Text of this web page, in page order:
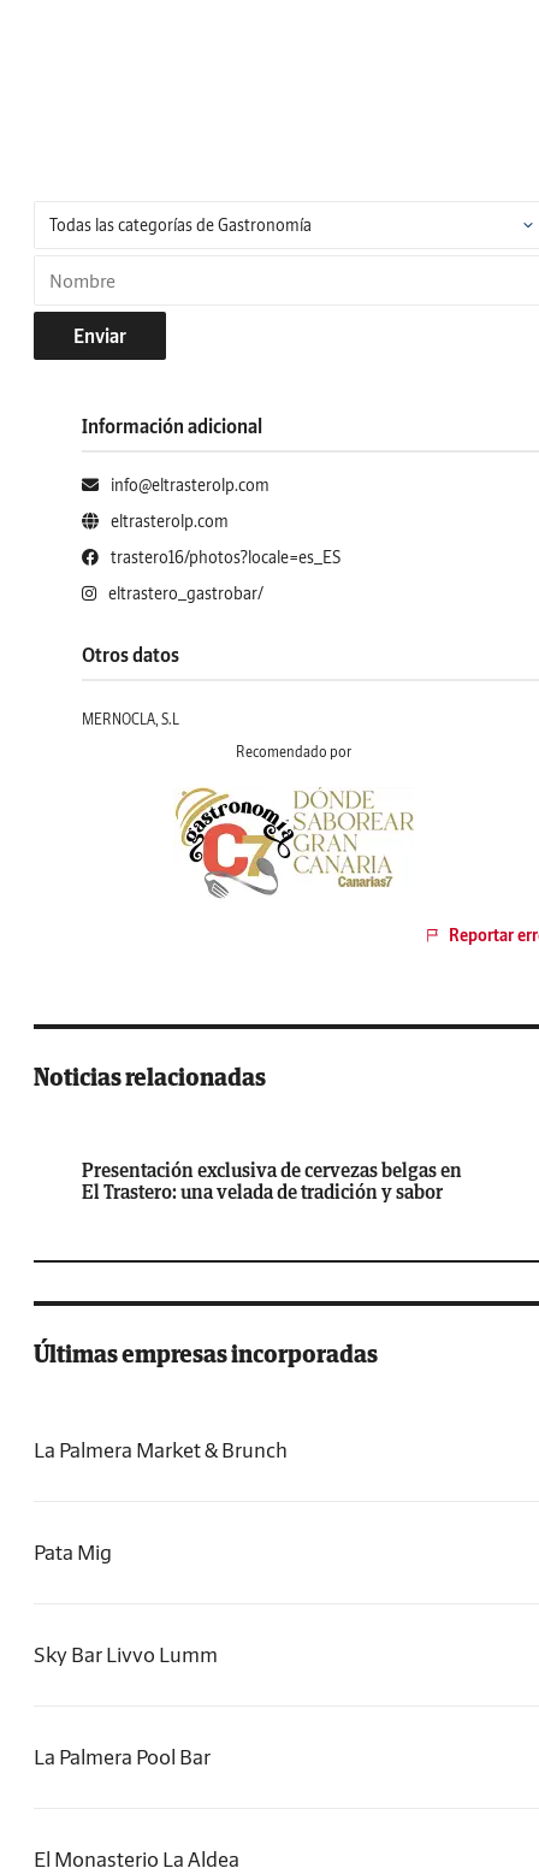
Enviar
Información adicional
info@eltrasterolp.com
eltrasterolp.com
trastero16/photos?locale=es_ES
eltrastero_gastrobar/
Otros datos
MERNOCLA, S.L
Recomendado por
Reportar
Noticias relacionadas
Presentación exclusiva de cervezas belgas en
El Trastero: una velada de tradición y sabor
Últimas empresas incorporadas
La Palmera Market & Brunch
Pata Mig
Sky Bar Livvo Lumm
La Palmera Pool Bar
El Monasterio La Aldea